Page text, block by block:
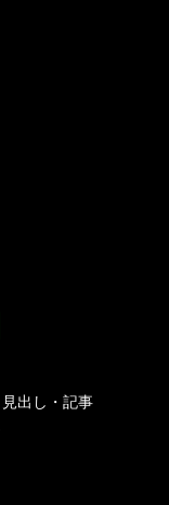
出し・記事